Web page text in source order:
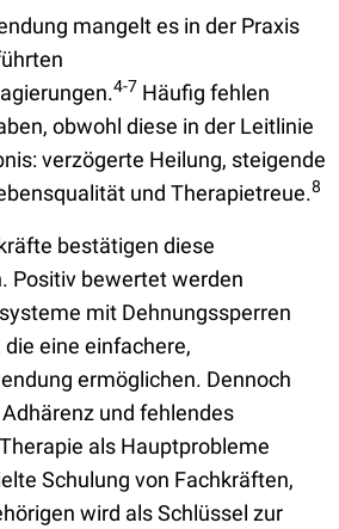
mangelt es in der Praxis
4-7 Häufig fehlen
obwohl diese in der Leitlinie
verzögerte Heilung, steigende
und Therapietreue.8
bestätigen diese
Positiv bewertet werden
mit Dehnungssperren
eine einfachere,
ermöglichen. Dennoch
und fehlendes
als Hauptprobleme
Schulung von Fachkräften,
wird als Schlüssel zur